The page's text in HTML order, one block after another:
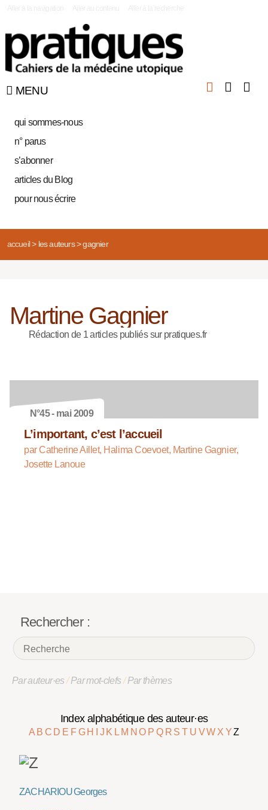
MENU
qui sommes-nous
n° parus
s’abonner
articles du Blog
pour nous écrire
accueil> les auteurs> gagnier
Martine Gagnier
Rédaction de 1 articles publiés sur pratiques.fr
N°45 - mai 2009
L’important, c’est l’accueil
par Catherine Aillet, Halima Coevoet, Martine Gagnier,
Josette Lanoue
Rechercher :
Par auteur·es/Par mot-clefs/Par thèmes
Index alphabétique des auteur·es
A B C D E F G H J K L M NO P Q R ST U VW X YZ
ZACHARIOU Georges